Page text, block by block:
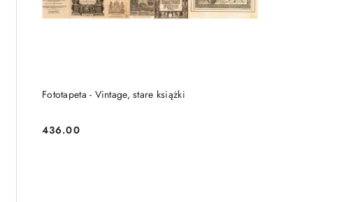
Fototapeta - Vintage, stare książki
Cena:
436.00
DO KOSZYKA